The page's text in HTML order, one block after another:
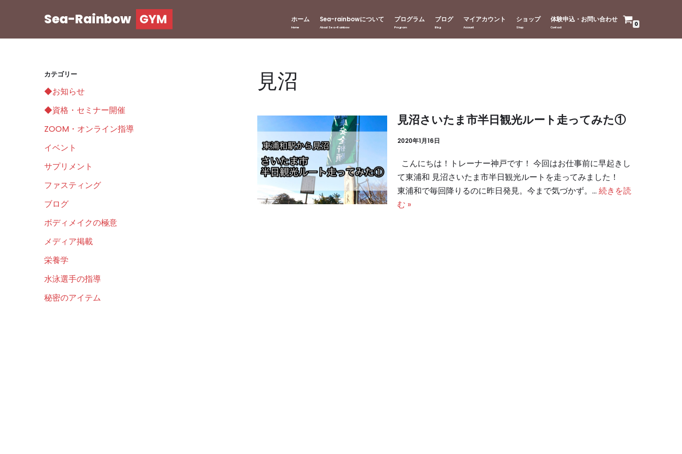
ン
Sea-Rainbow ホーム Sea-rainbowについて プログラム ブログ マイアカウント ショップ 体験申込・お問い合わせ
0
カテゴリー
◆お知らせ
◆資格・セミナー開催
ZOOM・オンライン指導
イベント
サプリメント
ファスティング
ブログ
ボディメイクの極意
メディア掲載
栄養学
水泳選手の指導
秘密のアイテム
見沼
見沼さいたま市半日観光ルート走ってみた①
2020年1月16日
こんにちは！トレーナー神戸です！ 今回はお仕事前に早起きし
て東浦和 見沼さいたま市半日観光ルートを走ってみました！
東浦和で毎回降りるのに昨日発見。今まで気づかず。… 続きを読
む »